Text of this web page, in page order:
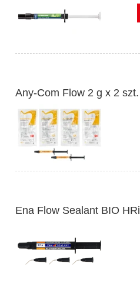
Any-Com Flow 2 g x 2
Ena Flow Sealant BIO